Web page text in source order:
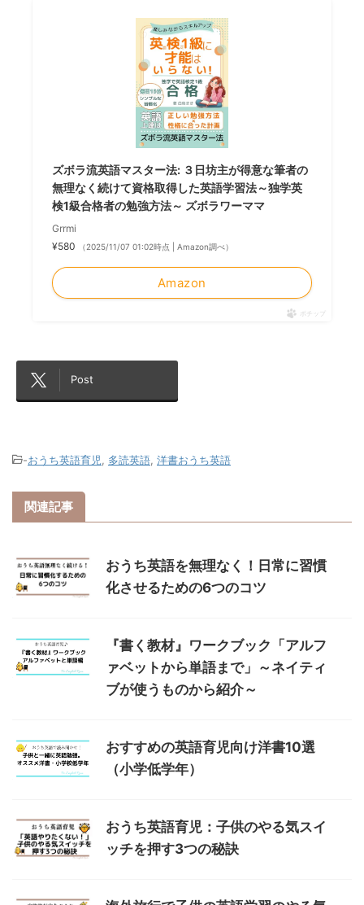
ズボラ流英語マスター法: ３日坊主が得意な筆者の
無理なく続けて資格取得した英語学習法～独学英
検1級合格者の勉強方法～ ズボラワーママ
Grrmi
¥580
（2025/11/07 01:02時点 | Amazon調べ）
Amazon
ポチップ
Post
-おうち英語育児, 多読英語, 洋書おうち英語
関連記事
おうち英語を無理なく！日常に習慣
化させるための6つのコツ
『書く教材』ワークブック「アルフ
ァベットから単語まで」～ネイティ
ブが使うものから紹介～
おすすめの英語育児向け洋書10選
（小学低学年）
おうち英語育児：子供のやる気スイ
ッチを押す3つの秘訣